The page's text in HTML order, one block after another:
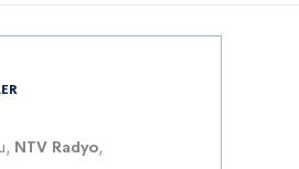
NTV Radyo,